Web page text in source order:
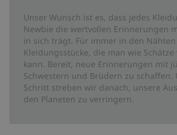
Unser Wunsch ist es, dass jedes
Newbie die wertvollen Erinnerungen
in sich trägt. Für immer in den Nähten
Kleidungsstücke, die man wie
kann. Bereit, neue Erinnerungen mit
Schwestern und Brüdern zu schaffen.
Schritt streben wir danach, unsere
den Planeten zu verringern.